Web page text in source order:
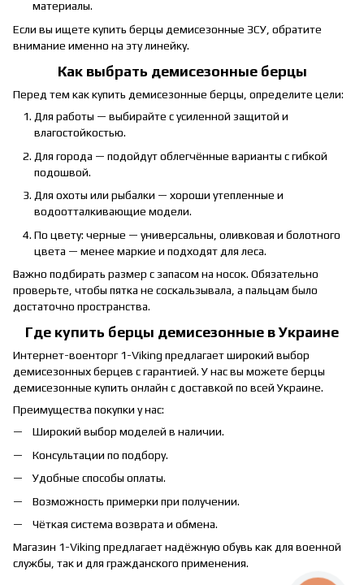
материалы.
Если вы ищете купить берцы демисезонные ЗСУ, обратите
внимание именно на эту линейку.
Как выбрать демисезонные берцы
Перед тем как купить демисезонные берцы, определите цели:
Для работы — выбирайте с усиленной защитой и
влагостойкостью.
Для города — подойдут облегчённые варианты с гибкой
подошвой.
Для охоты или рыбалки — хороши утепленные и
водоотталкивающие модели.
По цвету: черные — универсальны, оливковая и болотного
цвета — менее маркие и подходят для леса.
Важно подбирать размер с запасом на носок. Обязательно
проверьте, чтобы пятка не соскальзывала, а пальцам было
достаточно пространства.
Где купить берцы демисезонные в Украине
Интернет-военторг 1-Viking предлагает широкий выбор
демисезонных берцев с гарантией. У нас вы можете берцы
демисезонные купить онлайн с доставкой по всей Украине.
Преимущества покупки у нас:
Широкий выбор моделей в наличии.
Консультации по подбору.
Удобные способы оплаты.
Возможность примерки при получении.
Чёткая система возврата и обмена.
Магазин 1-Viking предлагает надёжную обувь как для военной
службы, так и для гражданского применения.